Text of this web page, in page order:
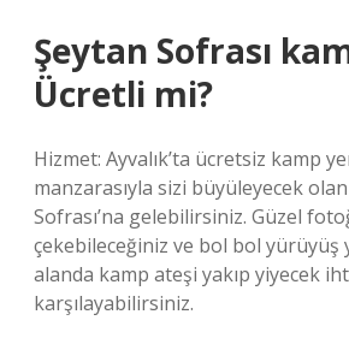
Şeytan Sofrası
Ücretli mi?
Hizmet: Ayvalık’ta ücretsiz kamp
manzarasıyla sizi büyüleyecek
Sofrası’na gelebilirsiniz. Güzel
çekebileceğiniz ve bol bol yürüyüş
alanda kamp ateşi yakıp yiyecek
karşılayabilirsiniz.